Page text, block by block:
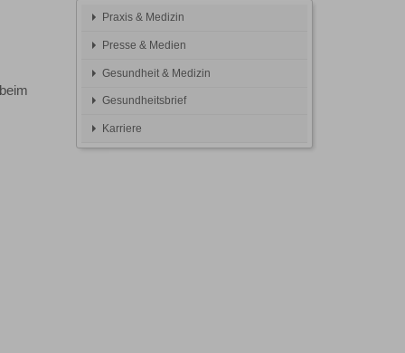
Praxis & Medizin
Presse & Medien
Gesundheit & Medizin
Gesundheitsbrief
Karriere